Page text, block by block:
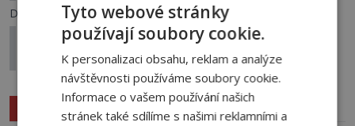
Další článek
Nejzáhadnější jeskyně světa: Ukrývají tajemství,
která by raději neměla být odhalena?
Související články
Tyto webové stránky
používají soubory cookie.
K personalizaci obsahu, reklam a analýze
návštěvnosti používáme soubory cookie.
Informace o vašem používání našich
stránek také sdílíme s našimi reklamními a